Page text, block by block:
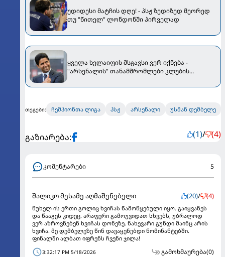
უდიდესი მატჩის დღე! - პსჟ ზედიზედ მეორედ
თუ "წითელ" ლონდონში პირველად
ყველა ხელაიფის მსგავსი ვერ იქნება -
"არსენალის" თანამშრომლები კლუბის
თეგები: ჩემპიონთა ლიგა პსჟ არსენალი უსმან დემბელე
გაზიარება: (1)/ (4)
კომენტარები 5
შალიკო მესამე აღმაშენებელი (20)/ (4)
წუხელ ის ერთი გოლიც ხვიჩას წამოწყებული იყო. გაიყვანეს
და წააგეს კიდეც. არაფერი გამოუვიდათ სხვებს, უბრალოდ
ვერ აზროვნებენ ხვიჩას დონეზე. ნახევარი გუნდი მაინც არის
ხვიჩა. მე დემბელეზე წინ დავაყენებდი ნომინანტებში.
ფინალში ალბათ იფრენს ჩვენი ჯილა!
3:32:17 PM 5/18/2026 გამოხმაურება(0)